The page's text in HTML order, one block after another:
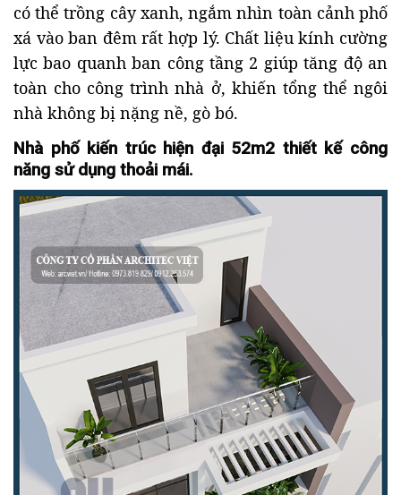
có thể trồng cây xanh, ngắm nhìn toàn cảnh phố
xá vào ban đêm rất hợp lý. Chất liệu kính cường
lực bao quanh ban công tầng 2 giúp tăng độ an
toàn cho công trình nhà ở, khiến tổng thể ngôi
nhà không bị nặng nề, gò bó.
Nhà phố kiến trúc hiện đại 52m2 thiết kế công
năng sử dụng thoải mái.